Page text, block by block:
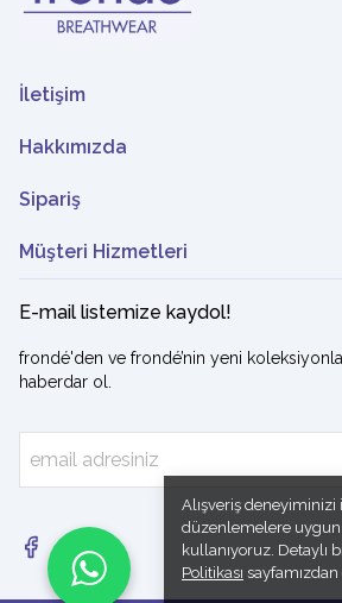
Alışveriş
düzenlemelere uygun
kullanıyoruz. Detaylı
Politikası
İletişim
Hakkımızda
Sipariş
Müşteri Hizmetleri
E-mail listemize kaydol!
frondé'den ve frondé’nin yeni
haberdar ol.